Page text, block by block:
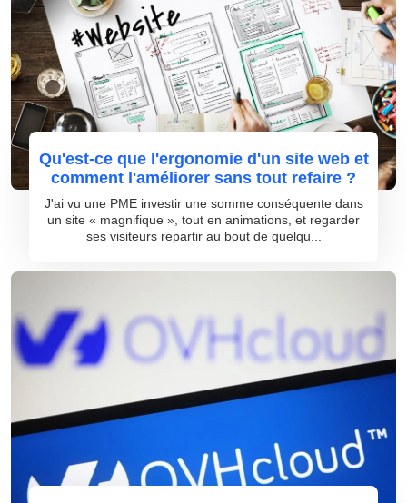
Qu'est-ce que l'ergonomie d'un site web et
comment l'améliorer sans tout refaire ?
J'ai vu une PME investir une somme conséquente dans
un site « magnifique », tout en animations, et regarder
ses visiteurs repartir au bout de quelqu...